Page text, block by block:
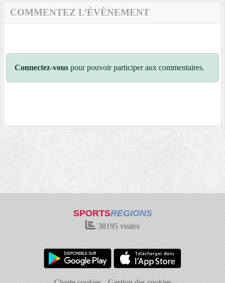
COMMENTEZ L’ÉVÈNEMENT
Connectez-vous pour pouvoir participer aux commentaires.
SPORTSREGIONS
38195 visites